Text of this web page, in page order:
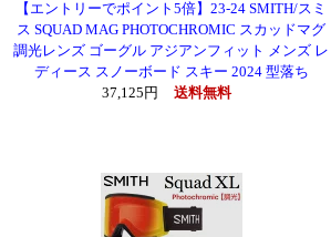
【エントリーでポイント5倍】23-24 SMITH/スミ
ス SQUAD MAG PHOTOCHROMIC スカッドマグ
調光レンズ ゴーグル アジアンフィット メンズ レ
ディース スノーボード スキー 2024 型落ち
37,125円
送料無料